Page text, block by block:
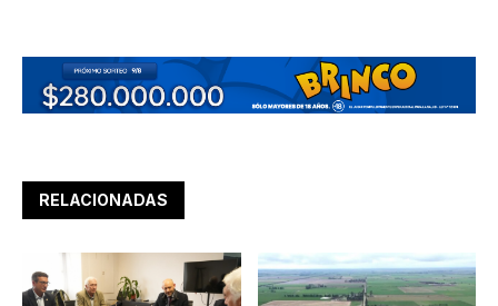
RELACIONADAS